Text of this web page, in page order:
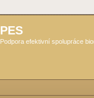
PES
Podpora efektivní spolupráce